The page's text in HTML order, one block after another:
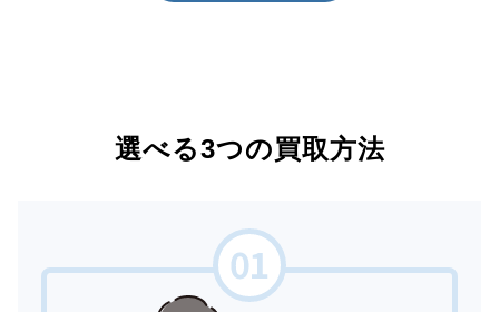
選べる3つの買取方法